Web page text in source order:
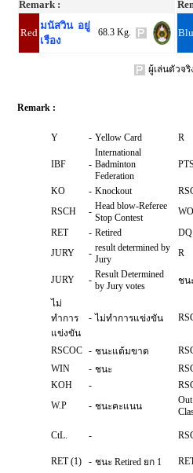
Remark :
Red
มนัสวิน อยู่
เรือง
68.3 Kg.
ผู้เล่นตัวจ
Remark :
Y - Yellow Card R
IBF -
International
Badminton
Federation
PTS
KO - Knockout
RSCH
- Head blow-Referee
Stop Contest
WO
RET
- Retired DQ
JURY
- result determined by
Jury
R
JURY - Result Determined
by Jury votes
ชน
ไม่
ทำการ
แข่งขัน
- ไม่ทำการแข่งขัน
RSCOC - ชนะแต้มขาด
WIN
- ชนะ
KOH
-
W.P
- ชนะคะแนน
Out
CtL. -
RET (1)
- ชนะ Retired ยก 1